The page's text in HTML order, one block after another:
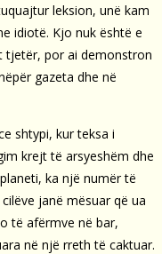
leksion, unë kam
idiotë. Kjo nuk është e
tjetër, por ai demonstron
gazeta dhe në
shtypi, kur teksa i
krejt të arsyeshëm dhe
ka një numër të
janë mësuar që ua
të afërmve në bar,
në një rreth të caktuar.